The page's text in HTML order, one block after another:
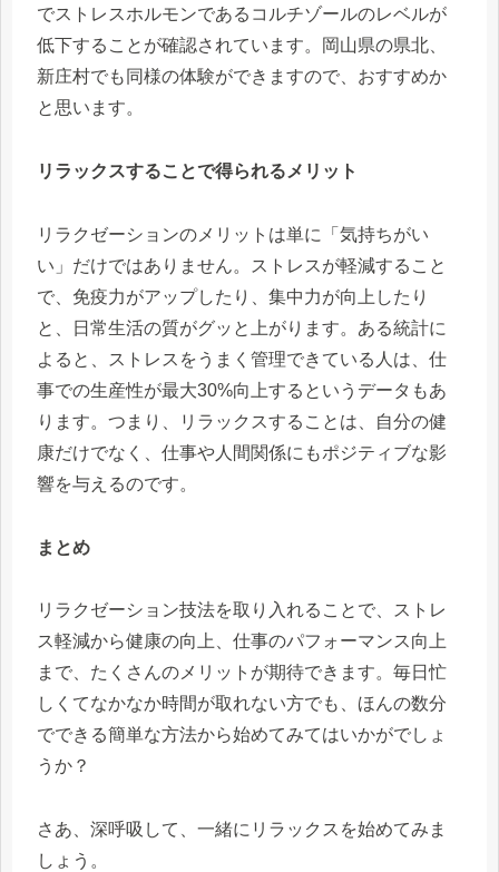
でストレスホルモンであるコルチゾールのレベルが
低下することが確認されています。岡山県の県北、
新庄村でも同様の体験ができますので、おすすめか
と思います。
リラックスすることで得られるメリット
リラクゼーションのメリットは単に「気持ちがい
い」だけではありません。ストレスが軽減すること
で、免疫力がアップしたり、集中力が向上したり
と、日常生活の質がグッと上がります。ある統計に
よると、ストレスをうまく管理できている人は、仕
事での生産性が最大30%向上するというデータもあ
ります。つまり、リラックスすることは、自分の健
康だけでなく、仕事や人間関係にもポジティブな影
響を与えるのです。
まとめ
リラクゼーション技法を取り入れることで、ストレ
ス軽減から健康の向上、仕事のパフォーマンス向上
まで、たくさんのメリットが期待できます。毎日忙
しくてなかなか時間が取れない方でも、ほんの数分
でできる簡単な方法から始めてみてはいかがでしょ
うか？
さあ、深呼吸して、一緒にリラックスを始めてみま
しょう。